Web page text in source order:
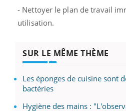
- Nettoyer le plan de travail
utilisation.
SUR LE MÊME THÈME
Les éponges de cuisine sont
bactéries
Hygiène des mains :